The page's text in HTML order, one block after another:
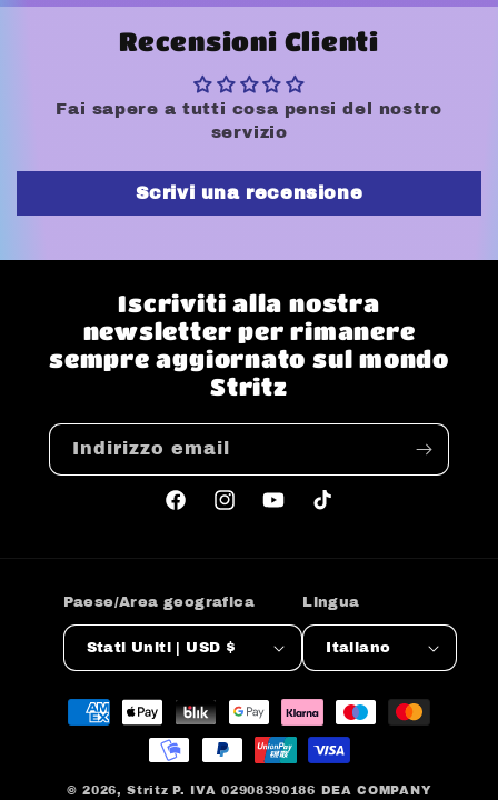
Recensioni Clienti
Fai sapere a tutti cosa pensi del nostro
servizio
Scrivi una recensione
Iscriviti alla nostra
newsletter per rimanere
sempre aggiornato sul mondo
Stritz
Indirizzo email
FacebookInstagramYouTubeTikTok
Paese/Area geografica
Stati Uniti | USD $
Lingua
Italiano
Metodi
© 2026,Stritz P. IVA 02908390186 DEA COMPANY